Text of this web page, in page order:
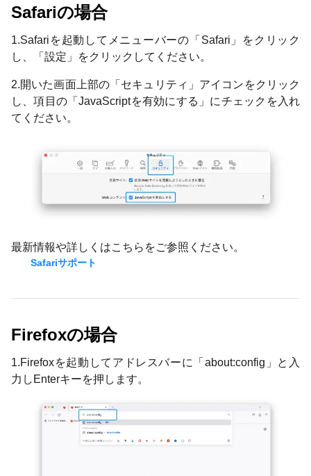
Safariの場合
1.Safariを起動してメニューバーの「Safari」をクリック
し、「設定」をクリックしてください。
2.開いた画面上部の「セキュリティ」アイコンをクリック
し、項目の「JavaScriptを有効にする」にチェックを入れ
てください。
最新情報や詳しくはこちらをご参照ください。
Safariサポート
Firefoxの場合
1.Firefoxを起動してアドレスバーに「about:config」と入
力しEnterキーを押します。